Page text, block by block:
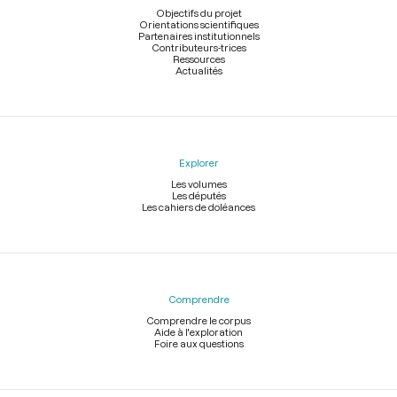
Objectifs du projet
Orientations scientifiques
Partenaires institutionnels
Contributeurs-trices
Ressources
Actualités
Explorer
Les volumes
Les députés
Les cahiers de doléances
Comprendre
Comprendre le corpus
Aide à l'exploration
Foire aux questions